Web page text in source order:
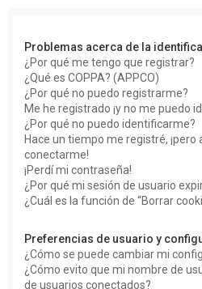
Problemas acerca de la
¿Por qué me tengo que registrar?
¿Qué es COPPA? (APPCO)
¿Por qué no puedo registrarme?
Me he registrado ¡y no me puedo
¿Por qué no puedo identificarme?
Hace un tiempo me registré, ¡pero
conectarme!
¡Perdí mi contraseña!
¿Por qué mi sesión de usuario
¿Cuál es la función de “Borrar
Preferencias de usuario y
¿Cómo se puede cambiar mi
¿Cómo evito que mi nombre de
de usuarios conectados?